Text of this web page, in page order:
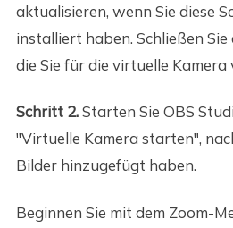
aktualisieren, wenn Sie diese
installiert haben. Schließen
die Sie für die virtuelle
Schritt 2.Starten Sie OBS
"Virtuelle Kamera starten",
Bilder hinzugefügt haben.
Beginnen Sie mit dem Zoom-